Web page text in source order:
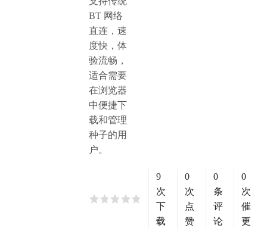
BT 网络
直连，速
度快，体
验流畅，
适合需要
在浏览器
中便捷下
载和管理
种子的用
户。
9
次
下
载
0
次
点
赞
0
条
评
论
0
次
催
更